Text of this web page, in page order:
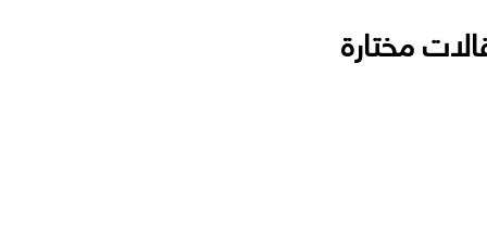
مختارة